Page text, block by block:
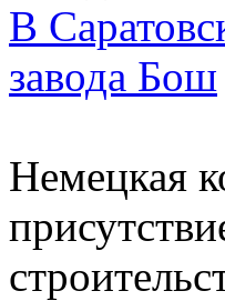
В
завода Бош
Немецкая